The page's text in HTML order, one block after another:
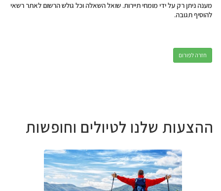
מענה ניתן רק על ידי מומחי תיירות. שואל השאלה וכל גולש הרשום לאתר רשאי
להוסיף תגובה.
חזרה לפורום
ההצעות שלנו לטיולים וחופשות